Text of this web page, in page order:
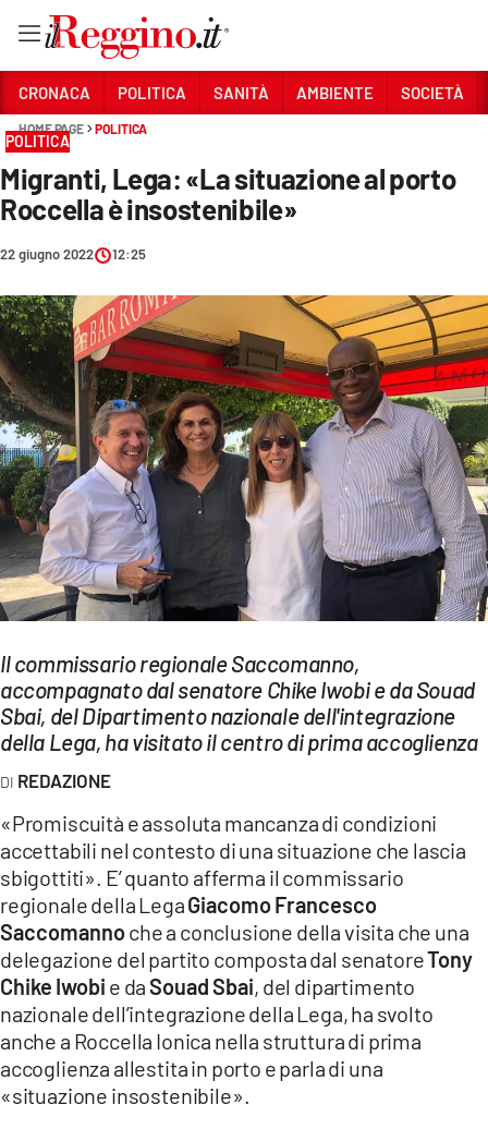
Sezioni
CRONACA
AMBIENTE
SOCIETÀ
CULTURA
ECONOMIA E LAVORO
EVENTI
SPORT
Streaming
LAC TV
LAC NETWORK
LAC ONAIR
LaC
Network
LACPLAY.IT
LACTV.IT
LACONAIR.IT
LACITYMAG.IT
ILREGGINO.IT
COSENZACHANNEL.IT
CRONACA POLITICA SANITÀ AMBIENTE SOCIETÀ
HOME PAGE POLITICA
POLITICA
Migranti, Lega: «La situazione al porto
Roccella è insostenibile»
22 giugno 2022 12:25
Il commissario regionale Saccomanno,
accompagnato dal senatore Chike Iwobi e da Souad
Sbai, del Dipartimento nazionale dell'integrazione
della Lega, ha visitato il centro di prima accoglienza
REDAZIONE
«Promiscuità e assoluta mancanza di condizioni
accettabili nel contesto di una situazione che lascia
sbigottiti». E’ quanto afferma il commissario
regionale della LegaGiacomo Francesco
Saccomannoche a conclusione della visita che una
delegazione del partito composta dal senatoreTony
Chike Iwobi e daSouad Sbai, del dipartimento
nazionale dell’integrazione della Lega, ha svolto
anche a Roccella Ionica nella struttura di prima
accoglienza allestita in porto e parla di una
«situazione insostenibile».